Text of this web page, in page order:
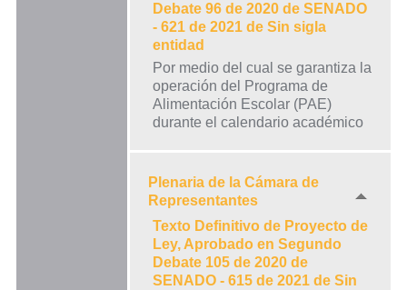
Debate 96 de 2020 de SENADO
- 621 de 2021 de Sin sigla
entidad
Por medio del cual se garantiza la
operación del Programa de
Alimentación Escolar (PAE)
durante el calendario académico
Plenaria de la Cámara de
Representantes
Texto Definitivo de Proyecto de
Ley, Aprobado en Segundo
Debate 105 de 2020 de
SENADO - 615 de 2021 de Sin